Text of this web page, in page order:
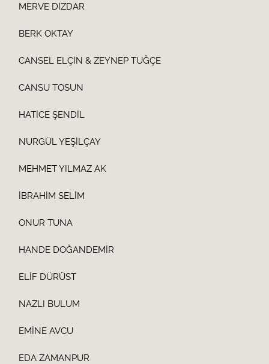
MERVE DİZDAR
BERK OKTAY
CANSEL ELÇİN & ZEYNEP TUĞÇE
CANSU TOSUN
HATİCE ŞENDİL
NURGÜL YEŞİLÇAY
MEHMET YILMAZ AK
İBRAHİM SELİM
ONUR TUNA
HANDE DOĞANDEMİR
ELİF DÜRÜST
NAZLI BULUM
EMİNE AVCU
EDA ZAMANPUR